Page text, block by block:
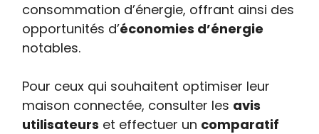
consommation d’énergie, offrant ainsi des
opportunités d’économies d’énergie
notables.
Pour ceux qui souhaitent optimiser leur
maison connectée, consulter les avis
utilisateurs et effectuer un comparatif